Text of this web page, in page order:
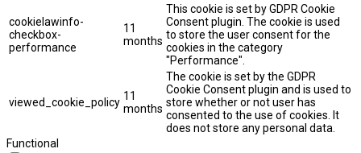
cookielawinfo-
checkbox-
performance
11
months
This cookie is set by GDPR Cookie
Consent plugin. The cookie is used
to store the user consent for the
cookies in the category
"Performance".
viewed_cookie_policy 11
months
The cookie is set by the GDPR
Cookie Consent plugin and is used to
store whether or not user has
consented to the use of cookies. It
does not store any personal data.
Functional